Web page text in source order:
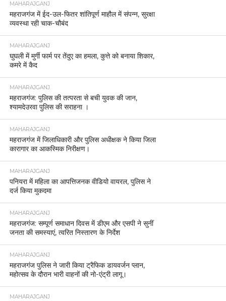
MAHARAJGANJ
महराजगंज में ईद-उल-फितर शांतिपूर्ण माहौल में संपन्न, सुरक्षा
व्यवस्था रही चाक-चौबंद
MAHARAJGANJ
घुघली में मुर्गी फार्म पर तेंदुए का हमला, कुत्ते को बनाया शिकार,
कमरे में कैद
MAHARAJGANJ
महराजगंज: पुलिस की तत्परता से बची युवक की जान,
श्यामदेउरवा पुलिस की सराहना ।
MAHARAJGANJ
महराजगंज में जिलाधिकारी और पुलिस अधीक्षक ने किया जिला
कारागार का आकस्मिक निरीक्षण।
MAHARAJGANJ
पनियरा में महिला का आपत्तिजनक वीडियो वायरल, पुलिस ने
दर्ज किया मुकदमा
MAHARAJGANJ
महराजगंज: सम्पूर्ण समाधान दिवस में डीएम और एसपी ने सुनीं
जनता की समस्याएं, त्वरित निस्तारण के निर्देश
MAHARAJGANJ
महराजगंज पुलिस ने जारी किया ट्रैफिक डायवर्जन प्लान,
महोत्सव के दौरान भारी वाहनों की नो-एंट्री लागू।
MAHARAJGANJ